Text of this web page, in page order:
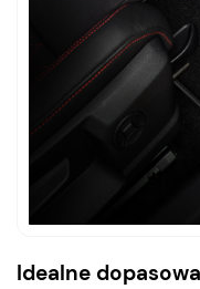
Idealne